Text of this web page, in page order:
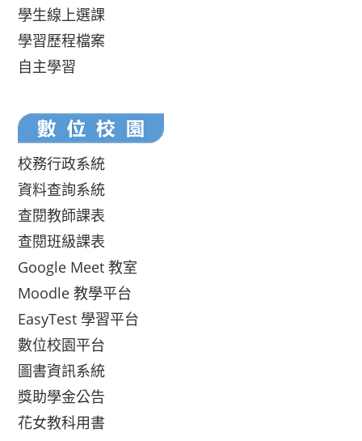
學生線上選課
學習歷程檔案
自主學習
校務行政系統
資料查詢系統
查閱教師課表
查閱班級課表
Google Meet 教室
Moodle 教學平台
EasyTest 學習平台
數位校園平台
圖書資訊系統
獎助學金公告
花女教科用書